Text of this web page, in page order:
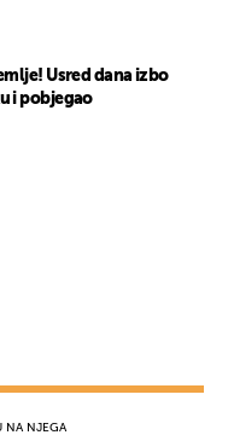
Usred dana izbo
i pobjegao
NA NJEGA